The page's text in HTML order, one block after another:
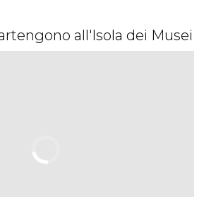
all'Isola dei Musei